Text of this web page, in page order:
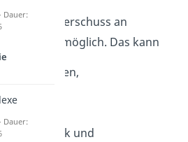
auch ein Überschuss an
ist möglich. Das kann
Kopfschmerzen,
und
Dauer:
Dauer: